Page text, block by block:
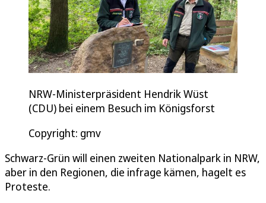
NRW-Ministerpräsident Hendrik Wüst
(CDU) bei einem Besuch im Königsforst
Copyright: gmv
Schwarz-Grün will einen zweiten Nationalpark in NRW,
aber in den Regionen, die infrage kämen, hagelt es
Proteste.